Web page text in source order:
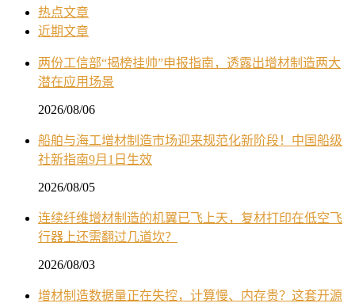
热点文章
近期文章
两份工信部“揭榜挂帅”申报指南，透露出增材制造两大
潜在应用场景
2026/08/06
船舶与海工增材制造市场迎来规范化新阶段！中国船级
社新指南9月1日生效
2026/08/05
连续纤维增材制造的机翼已飞上天，复材打印在低空飞
行器上还需翻过几道坎？
2026/08/03
增材制造数据量正在失控，计算慢、内存贵？这套开源